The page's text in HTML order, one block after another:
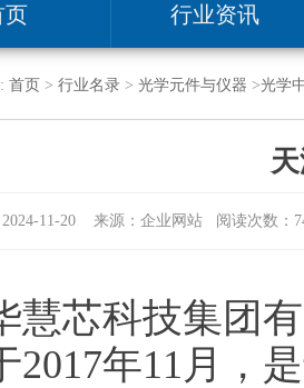
页 行业资讯
首页 > 行业名录> 光学元件与仪器 >光学
2024-11-20 来源：企业网站 阅读次数：
慧芯科技集团
2017年11月，